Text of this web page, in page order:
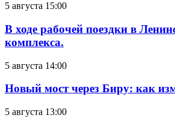
5 августа 15:00
В ходе рабочей поездки в
комплекса.
5 августа 14:00
Новый мост через Биру: как
5 августа 13:00